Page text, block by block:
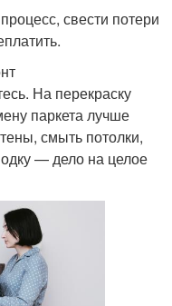
свести потери
На перекраску
паркета лучше
смыть потолки,
— дело на целое